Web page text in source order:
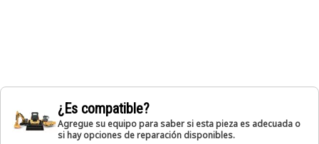
¿Es compatible?
Agregue su equipo para saber si esta pieza es adecuada o
si hay opciones de reparación disponibles.